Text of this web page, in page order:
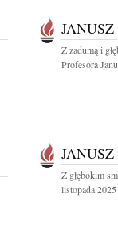
Z zadumą i
Profesora
Z głębokim
listopada